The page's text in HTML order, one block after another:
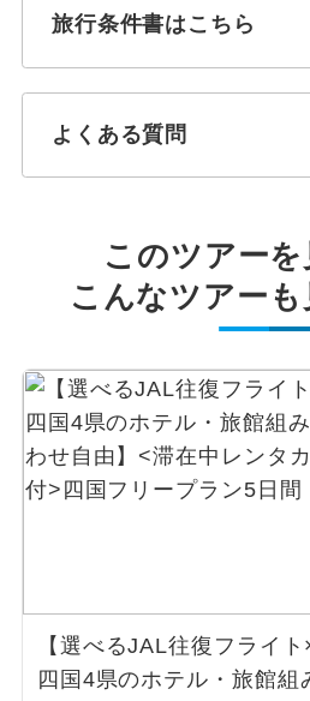
旅行条件書はこちら
よくある質問
このツアー
こんなツアー
【選べるJAL往復フライト
四国4県のホテル・旅館組